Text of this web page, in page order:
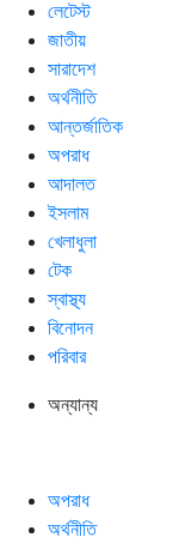
লেটেস্ট
জাতীয়
সারাদেশ
অর্থনীতি
আন্তর্জাতিক
অপরাধ
আদালত
ইসলাম
খেলাধুলা
টেক
স্বাস্থ্য
বিনোদন
পরিবার
অন্যান্য
অপরাধ
অর্থনীতি